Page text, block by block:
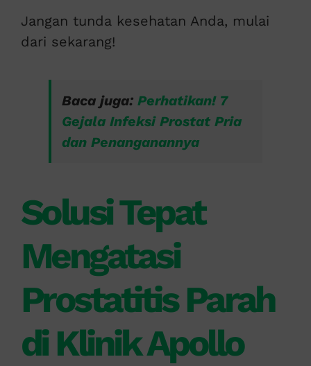
Jangan tunda kesehatan Anda, mulai
dari sekarang!
Baca juga: Perhatikan! 7
Gejala Infeksi Prostat Pria
dan Penanganannya
Solusi Tepat
Mengatasi
Prostatitis Parah
di Klinik Apollo